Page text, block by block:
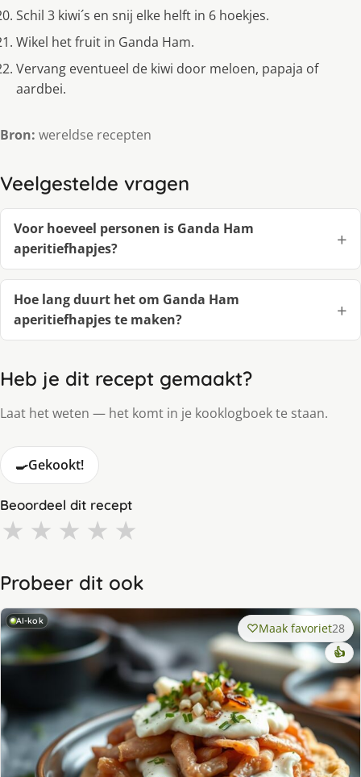
Schil 3 kiwi´s en snij elke helft in 6 hoekjes.
Wikel het fruit in Ganda Ham.
Vervang eventueel de kiwi door meloen, papaja of
aardbei.
Bron: wereldse recepten
Veelgestelde vragen
Voor hoeveel personen is Ganda Ham
aperitiefhapjes?
Hoe lang duurt het om Ganda Ham
aperitiefhapjes te maken?
Heb je dit recept gemaakt?
Laat het weten — het komt in je kooklogboek te staan.
🍳Gekookt!
Beoordeel dit recept
★ ★ ★ ★ ★
Probeer dit ook
AI-kok Maak favoriet28
👍